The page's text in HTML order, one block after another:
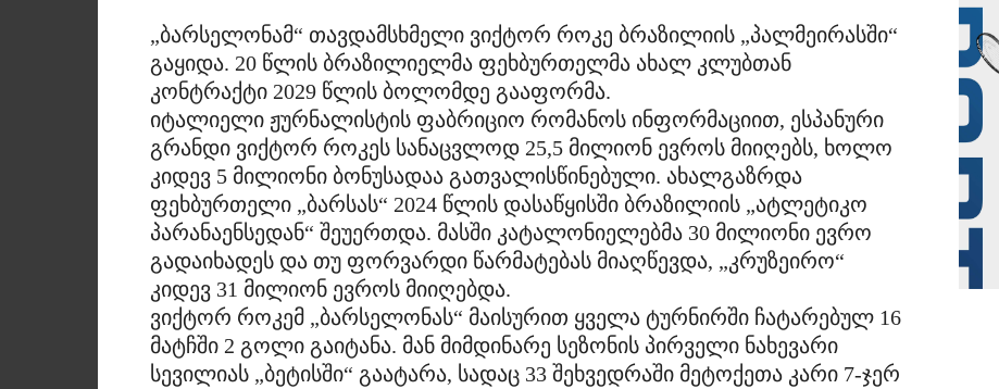
„ბარსელონამ“ თავდამსხმელი ვიქტორ როკე ბრაზილიის „პალმეირასში“
გაყიდა. 20 წლის ბრაზილიელმა ფეხბურთელმა ახალ კლუბთან
კონტრაქტი 2029 წლის ბოლომდე გააფორმა.
იტალიელი ჟურნალისტის ფაბრიციო რომანოს ინფორმაციით, ესპანური
გრანდი ვიქტორ როკეს სანაცვლოდ 25,5 მილიონ ევროს მიიღებს, ხოლო
კიდევ 5 მილიონი ბონუსადაა გათვალისწინებული. ახალგაზრდა
ფეხბურთელი „ბარსას“ 2024 წლის დასაწყისში ბრაზილიის „ატლეტიკო
პარანაენსედან“ შეუერთდა. მასში კატალონიელებმა 30 მილიონი ევრო
გადაიხადეს და თუ ფორვარდი წარმატებას მიაღწევდა, „კრუზეირო“
კიდევ 31 მილიონ ევროს მიიღებდა.
ვიქტორ როკემ „ბარსელონას“ მაისურით ყველა ტურნირში ჩატარებულ 16
მატჩში 2 გოლი გაიტანა. მან მიმდინარე სეზონის პირველი ნახევარი
სევილიას „ბეტისში“ გაატარა, სადაც 33 შეხვედრაში მეტოქეთა კარი 7-ჯერ